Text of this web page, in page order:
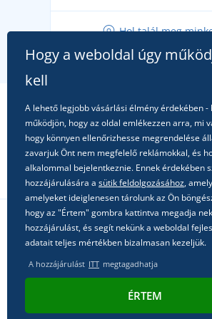
alkalomra!
Hol talál meg
Kövessen minket a közösségi
Hogy a weboldal úgy
kell
A lehető legjobb vásárlási élmény érdekében -
működjön, hogy az oldal emlékezzen arra, mi
hogy könnyen ellenőrizhesse megrendelése
zavarjuk Önt nem megfelelő reklámokkal, és
alkalommal bejelentkeznie. Ennek érdekében
hozzájárulására a sütik feldolgozásához,
amelyeket ideiglenesen tárolunk az Ön
hogy az "Értem" gombra kattintva megadja
hozzájárulást, és segít nekünk a weboldal
adatait teljes mértékben bizalmasan kezeljük.
A hozzájárulást ITT megtagadhatja
ÉRTEM